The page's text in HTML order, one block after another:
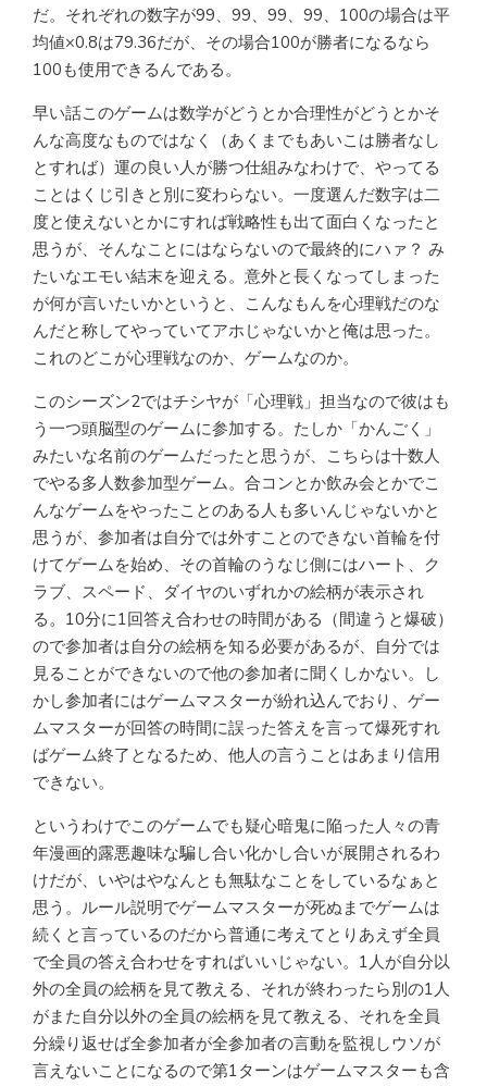
だ。それぞれの数字が99、99、99、99、100の場合は平
均値×0.8は79.36だが、その場合100が勝者になるなら
100も使用できるんである。
早い話このゲームは数学がどうとか合理性がどうとかそ
んな高度なものではなく（あくまでもあいこは勝者なし
とすれば）運の良い人が勝つ仕組みなわけで、やってる
ことはくじ引きと別に変わらない。一度選んだ数字は二
度と使えないとかにすれば戦略性も出て面白くなったと
思うが、そんなことにはならないので最終的にハァ？ み
たいなエモい結末を迎える。意外と長くなってしまった
が何が言いたいかというと、こんなもんを心理戦だのな
んだと称してやっていてアホじゃないかと俺は思った。
これのどこが心理戦なのか、ゲームなのか。
このシーズン2ではチシヤが「心理戦」担当なので彼はも
う一つ頭脳型のゲームに参加する。たしか「かんごく」
みたいな名前のゲームだったと思うが、こちらは十数人
でやる多人数参加型ゲーム。合コンとか飲み会とかでこ
んなゲームをやったことのある人も多いんじゃないかと
思うが、参加者は自分では外すことのできない首輪を付
けてゲームを始め、その首輪のうなじ側にはハート、ク
ラブ、スペード、ダイヤのいずれかの絵柄が表示され
る。10分に1回答え合わせの時間がある（間違うと爆破）
ので参加者は自分の絵柄を知る必要があるが、自分では
見ることができないので他の参加者に聞くしかない。し
かし参加者にはゲームマスターが紛れ込んでおり、ゲー
ムマスターが回答の時間に誤った答えを言って爆死すれ
ばゲーム終了となるため、他人の言うことはあまり信用
できない。
というわけでこのゲームでも疑心暗鬼に陥った人々の青
年漫画的露悪趣味な騙し合い化かし合いが展開されるわ
けだが、いやはやなんとも無駄なことをしているなぁと
思う。ルール説明でゲームマスターが死ぬまでゲームは
続くと言っているのだから普通に考えてとりあえず全員
で全員の答え合わせをすればいいじゃない。1人が自分以
外の全員の絵柄を見て教える、それが終わったら別の1人
がまた自分以外の全員の絵柄を見て教える、それを全員
分繰り返せば全参加者が全参加者の言動を監視しウソが
言えないことになるので第1ターンはゲームマスターも含